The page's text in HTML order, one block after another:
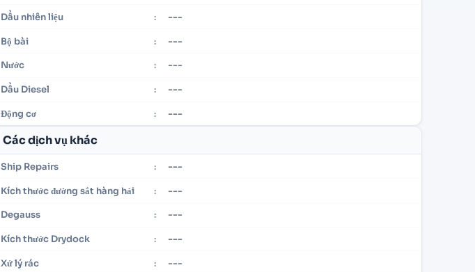
Dầu nhiên liệu : ---
Bộ bài : ---
Nước : ---
Dầu Diesel : ---
Động cơ : ---
Các dịch vụ khác
Ship Repairs : ---
Kích thước đường sắt hàng hải : ---
Degauss : ---
Kích thước Drydock : ---
Xử lý rác : ---